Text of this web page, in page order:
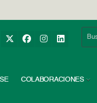
COLABORACIONES